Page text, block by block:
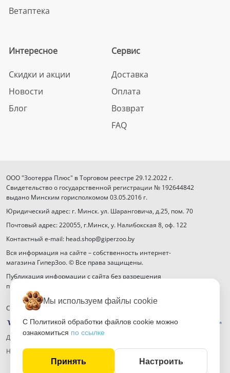
Ветаптека
Интересное
Скидки и акции
Новости
Блог
Сервис
Доставка
Оплата
Возврат
FAQ
ООО "Зоотерра Плюс" в Торговом реестре 29.12.2022 г.
Свидетельство о государственной регистрации № 192644842
выдано Минским горисполкомом 03.05.2016 г.
Юридический адрес: г. Минск. ул. Шаранговича, д.25, пом. 70
Почтовый адрес: 220055, г.Минск, у. Налибокская 8, оф. 122
Контактный e-mail: head.shop@giperzoo.by
Вся информация на сайте – собственность интернет-
магазина ГиперЗоо. © Все права защищены.
Публикация информации с сайта без разрешения
правообладателя запрещена.
Способы оплаты
Договор публичной оферты
Настройка файлов cookie
Мы используем файлы cookie
С Политикой обработки файлов cookie можно
ознакомиться по ссылке
Принять Настроить